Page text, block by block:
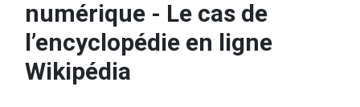
numérique - Le cas de
l’encyclopédie en ligne
Wikipédia